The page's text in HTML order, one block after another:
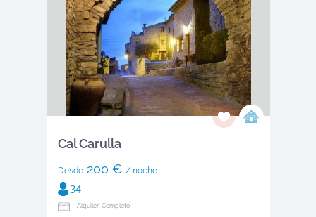
Cal Carulla
Desde200 € / noche
34
Alquiler: Completo